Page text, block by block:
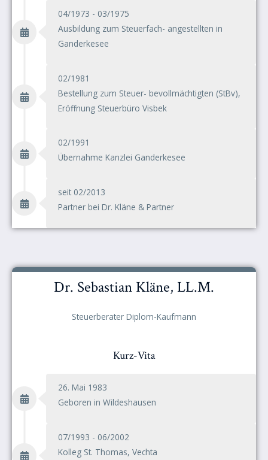
04/1973 - 03/1975
Ausbildung zum Steuerfach- angestellten in
Ganderkesee
02/1981
Bestellung zum Steuer- bevollmächtigten (StBv),
Eröffnung Steuerbüro Visbek
02/1991
Übernahme Kanzlei Ganderkesee
seit 02/2013
Partner bei Dr. Kläne & Partner
Dr. Sebastian Kläne, LL.M.
Steuerberater Diplom-Kaufmann
Kurz-Vita
26. Mai 1983
Geboren in Wildeshausen
07/1993 - 06/2002
Kolleg St. Thomas, Vechta